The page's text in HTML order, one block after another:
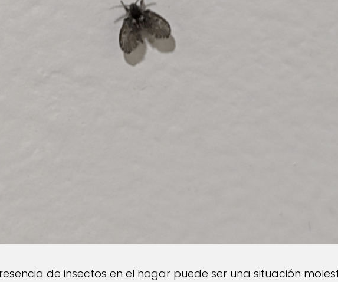
de insectos en el hogar puede ser una situación